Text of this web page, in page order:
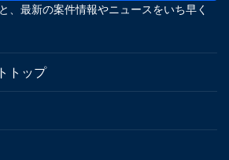
、最新の案件情報やニュースをいち早く
トップ